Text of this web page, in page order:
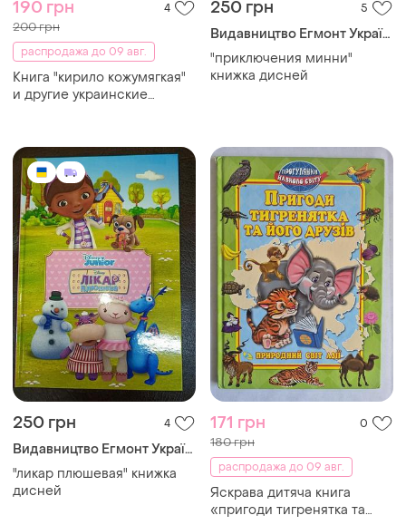
190 грн 4
200 грн
распродажа до 09 авг.
Книга "кирило кожумягкая"
и другие украинские
250 грн 5
Видавництво Егмонт Україна
"приключения минни"
книжка дисней
250 грн 4
Видавництво Егмонт Україна
"ликар плюшевая" книжка
дисней
171 грн 0
180 грн
распродажа до 09 авг.
Яскрава дитяча книга
«пригоди тигренятка та